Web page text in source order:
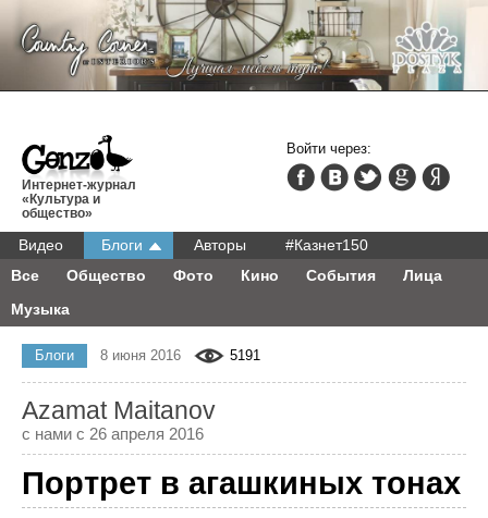
Интернет-журнал
«Культура и
общество»
Видео Блоги Авторы
#Казнет150
Все
Общество Фото Кино События
Лица
Музыка
Войти через:
Блоги 8 июня 2016 5191
Azamat Maitanov
с нами с 26 апреля 2016
Портрет в агашкиных тонах